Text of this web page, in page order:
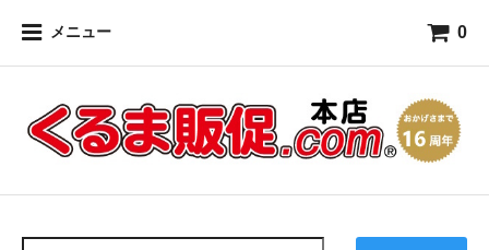
メニュー 0